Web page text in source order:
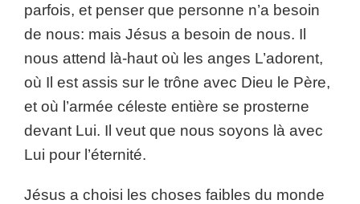
parfois, et penser que personne n’a besoin
de nous: mais Jésus a besoin de nous. Il
nous attend là-haut où les anges L’adorent,
où Il est assis sur le trône avec Dieu le Père,
et où l’armée céleste entière se prosterne
devant Lui. Il veut que nous soyons là avec
Lui pour l’éternité.
Jésus a choisi les choses faibles du monde